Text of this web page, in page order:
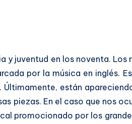
juventud en los noventa. Los
por la música en inglés.
están
piezas. En el caso que nos
promocionado por los